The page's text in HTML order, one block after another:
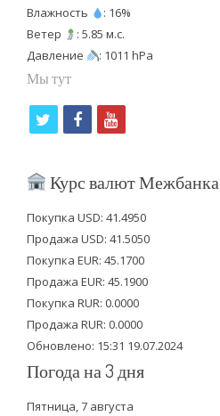
Влажность
: 16%
Ветер
: 5.85 м.с.
Давление
: 1011 hPa
Мы тут
i
t
e
r
f
c
b
o
o
k
y
u
u
b
e
Курс валют Межбанка
Покупка USD: 41.4950
Продажа USD: 41.5050
Покупка EUR: 45.1700
Продажа EUR: 45.1900
Покупка RUR: 0.0000
Продажа RUR: 0.0000
Обновлено: 15:31 19.07.2024
Погода на 3 дня
Пятница, 7 августа